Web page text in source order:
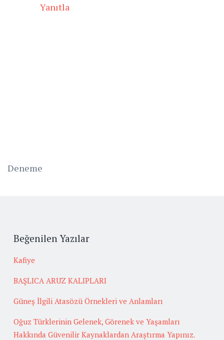
Yanıtla
Deneme
Beğenilen Yazılar
Kafiye
BAŞLICA ARUZ KALIPLARI
Güneş İlgili Atasözü Örnekleri ve Anlamları
Oğuz Türklerinin Gelenek, Görenek ve Yaşamları
Hakkında Güvenilir Kaynaklardan Araştırma Yapınız.